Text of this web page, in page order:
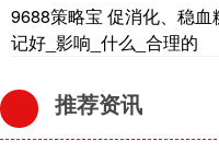
9688策略宝 促消化、稳
记好_影响_什么_合理的
推荐资讯